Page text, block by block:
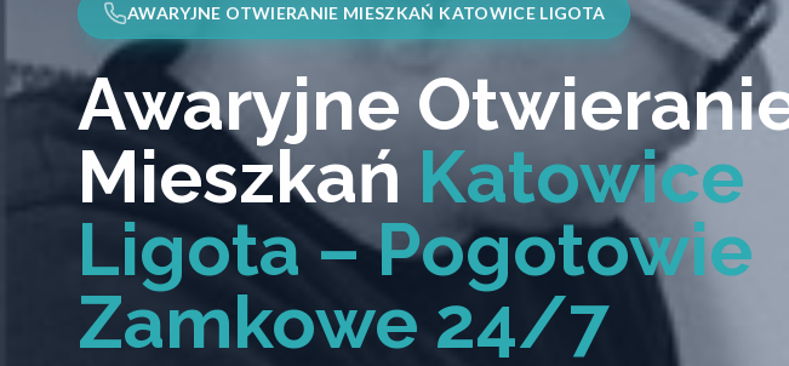
AWARYJNE OTWIERANIE MIESZKAŃ KATOWICE LIGOTA
Awaryjne
Mieszkań Katowice
Ligota – Pogotowie
Zamkowe 24/7